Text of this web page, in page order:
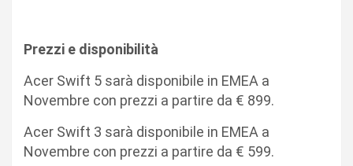
Prezzi e disponibilità
Acer Swift 5 sarà disponibile in EMEA a
Novembre con prezzi a partire da € 899.
Acer Swift 3 sarà disponibile in EMEA a
Novembre con prezzi a partire da € 599.